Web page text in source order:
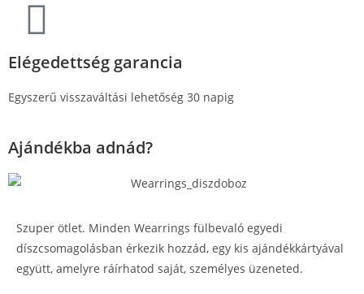
Elégedettség garancia
Egyszerű visszaváltási lehetőség 30 napig
Ajándékba adnád?
Szuper ötlet. Minden Wearrings fülbevaló egyedi
díszcsomagolásban érkezik hozzád, egy kis ajándékkártyával
együtt, amelyre ráírhatod saját, személyes üzeneted.